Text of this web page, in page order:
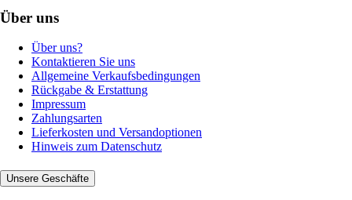
Über uns
Über uns?
Kontaktieren Sie uns
Allgemeine Verkaufsbedingungen
Rückgabe & Erstattung
Impressum
Zahlungsarten
Lieferkosten und Versandoptionen
Hinweis zum Datenschutz
Unsere Geschäfte